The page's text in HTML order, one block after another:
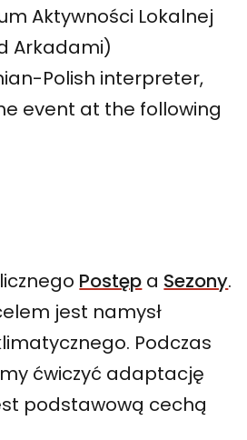
Aktywności Lokalnej
Arkadami)
Polish interpreter,
event at the following
Postęp a Sezony.
jest namysł
Podczas
ćwiczyć adaptację
podstawową cechą